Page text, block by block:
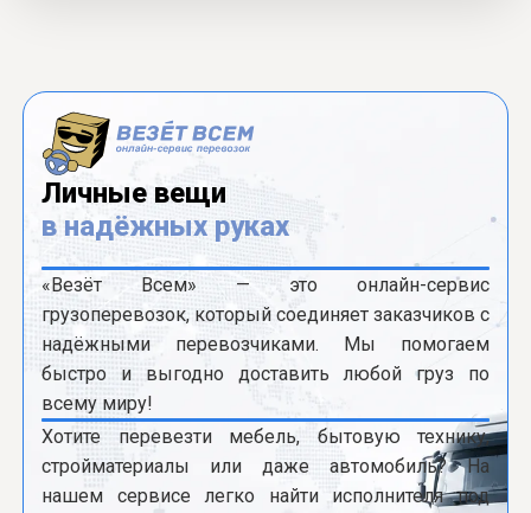
Личные вещи
в надёжных руках
«Везёт Всем» — это онлайн-сервис
грузоперевозок, который соединяет заказчиков с
надёжными перевозчиками. Мы помогаем
быстро и выгодно доставить любой груз по
всему миру!
Хотите перевезти мебель, бытовую технику,
стройматериалы или даже автомобиль? На
нашем сервисе легко найти исполнителя под